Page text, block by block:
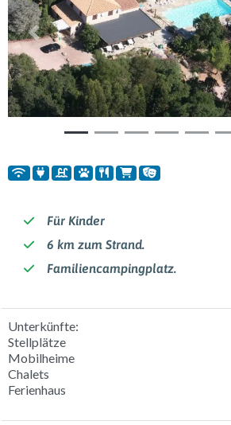
Vorherige
Für Kinder
6 km zum Strand.
Familiencampingplatz.
Unterkünfte:
Stellplätze
Mobilheime
Chalets
Ferienhaus